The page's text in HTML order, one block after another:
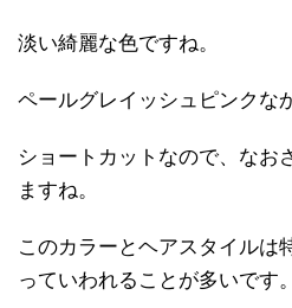
淡い綺麗な色ですね。
ペールグレイッシュピンクな
ショートカットなので、なお
ますね。
このカラーとヘアスタイルは
っていわれることが多いです。